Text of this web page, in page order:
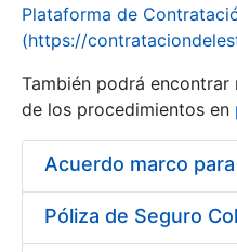
Erakutsi/Ezkutatu
Plataforma de
(https://
También podrá
de los procedimientos en